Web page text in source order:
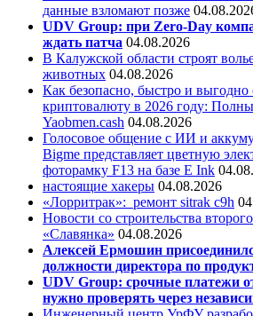
данные взломают позже
UDV Group: при Zero-Day
ждать патча 04.08.2026
В Калужской области строят
животных 04.08.2026
Как безопасно, быстро и выгодно
криптовалюту в 2026 году:
Yaobmen.cash 04.08.2026
Голосовое общение с ИИ и
Bigme представляет цветную
фоторамку F13 на базе E Ink
настоящие хакеры 04.08.2026
«Лорритрак»: ремонт sitrak c9h
Новости со строительства
«Славянка» 04.08.2026
Алексей Ермошин
должности директора по
UDV Group: срочные платежи
нужно проверять через